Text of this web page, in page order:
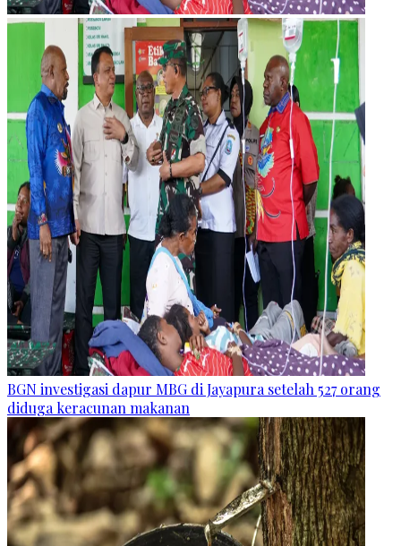
BGN investigasi dapur MBG di Jayapura setelah 527 orang
diduga keracunan makanan